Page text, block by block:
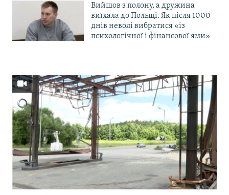
Вийшов з полону, а дружина
виїхала до Польщі. Як після 1000
днів неволі вибратися «із
психологічної і фінансової ями»